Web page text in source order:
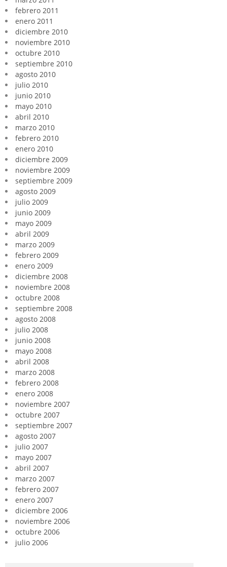
febrero 2011
enero 2011
diciembre 2010
noviembre 2010
octubre 2010
septiembre 2010
agosto 2010
julio 2010
junio 2010
mayo 2010
abril 2010
marzo 2010
febrero 2010
enero 2010
diciembre 2009
noviembre 2009
septiembre 2009
agosto 2009
julio 2009
junio 2009
mayo 2009
abril 2009
marzo 2009
febrero 2009
enero 2009
diciembre 2008
noviembre 2008
octubre 2008
septiembre 2008
agosto 2008
julio 2008
junio 2008
mayo 2008
abril 2008
marzo 2008
febrero 2008
enero 2008
noviembre 2007
octubre 2007
septiembre 2007
agosto 2007
julio 2007
mayo 2007
abril 2007
marzo 2007
febrero 2007
enero 2007
diciembre 2006
noviembre 2006
octubre 2006
julio 2006